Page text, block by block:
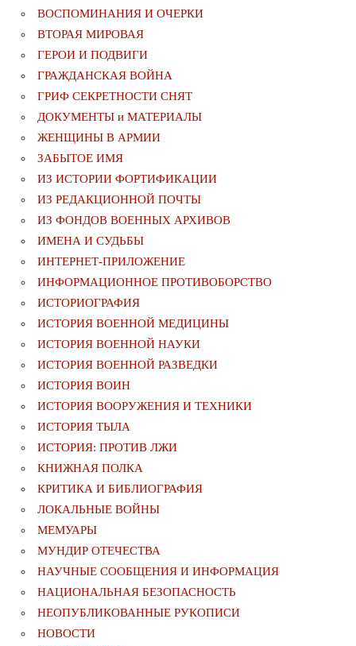
ВОСПОМИНАНИЯ И ОЧЕРКИ
ВТОРАЯ МИРОВАЯ
ГЕРОИ И ПОДВИГИ
ГРАЖДАНСКАЯ ВОЙНА
ГРИФ СЕКРЕТНОСТИ СНЯТ
ДОКУМЕНТЫ и МАТЕРИАЛЫ
ЖЕНЩИНЫ В АРМИИ
ЗАБЫТОЕ ИМЯ
ИЗ ИСТОРИИ ФОРТИФИКАЦИИ
ИЗ РЕДАКЦИОННОЙ ПОЧТЫ
ИЗ ФОНДОВ ВОЕННЫХ АРХИВОВ
ИМЕНА И СУДЬБЫ
ИНТЕРНЕТ-ПРИЛОЖЕНИЕ
ИНФОРМАЦИОННОЕ ПРОТИВОБОРСТВО
ИСТОРИОГРАФИЯ
ИСТОРИЯ ВОЕННОЙ МЕДИЦИНЫ
ИСТОРИЯ ВОЕННОЙ НАУКИ
ИСТОРИЯ ВОЕННОЙ РАЗВЕДКИ
ИСТОРИЯ ВОИН
ИСТОРИЯ ВООРУЖЕНИЯ И ТЕХНИКИ
ИСТОРИЯ ТЫЛА
ИСТОРИЯ: ПРОТИВ ЛЖИ
КНИЖНАЯ ПОЛКА
КРИТИКА И БИБЛИОГРАФИЯ
ЛОКАЛЬНЫЕ ВОЙНЫ
МЕМУАРЫ
МУНДИР ОТЕЧЕСТВА
НАУЧНЫЕ СООБЩЕНИЯ И ИНФОРМАЦИЯ
НАЦИОНАЛЬНАЯ БЕЗОПАСНОСТЬ
НЕОПУБЛИКОВАННЫЕ РУКОПИСИ
НОВОСТИ